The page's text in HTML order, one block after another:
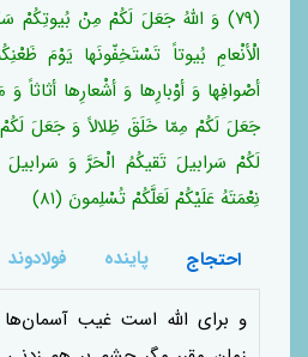
(۷۹) وَ اللّهُ جَعَلَ لَکُمْ مِنْ
الْأنْعامِ بُیوتاً تَسْتَخِفّونَها یَوْمَ
جَعَلَ لَکُمْ مِمّا خَلَقَ ظِلالاً وَ جَعَلَ
لَکُمْ سَرابیلَ تَقیکُمُ الْحَرَّ وَ
نِعْمَتَهُ عَلَیْکُمْ لَعَلَّکُمْ تُسْلِمونَ (۸۱)
احتجاج پاینده فولادوند
و برای الله است غیب